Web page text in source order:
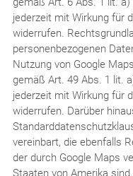
jederzeit mit Wirkung für
widerrufen.
personenbezogenen
Nutzung von Google
gemäß Art. 49 Abs. 1 lit.
jederzeit mit Wirkung für
widerrufen. Darüber
vereinbart, die ebenfalls
der durch Google Maps
Staaten von Amerika